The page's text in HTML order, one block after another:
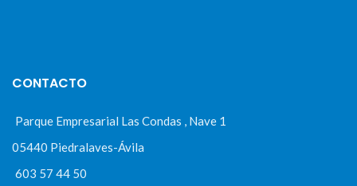
CONTACTO
Parque Empresarial Las Condas , Nave 1
05440 Piedralaves-Ávila
603 57 44 50